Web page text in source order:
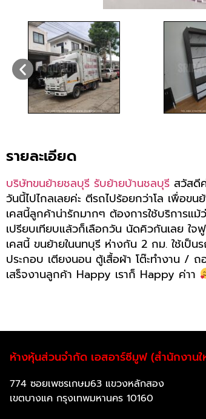
รายละเอียด
บริษัทขนย้ายชลบุรี รับย้ายบ้านชลบุรี สวัสดี
วันนี้ไปไกลเลยค่ะ ตีรถไปร้อยกว่าโล เพื่อขน
เคสนี้ลูกค้าน่ารักมากๆ ต้องการใช้บริการแ
เปรียบเทียบแล้วก็เลือกวัน นัดคิวกันเลย ใจ
เคสนี้ ขนย้ายในนทบุรี ห่างกัน 2 กม. ใช้เป็
ประกอบ เตียงนอน ตู้เสื้อผ้า โต๊ะทำงาน /
เสร็จงานลูกค้า Happy เราก็ Happy ค่าา
ห้างหุ้นส่วนจำกัด เอสอาร์ซีมูฟ (สำนักงาน
774 ซอยเพชรเกษม63 แขวงหลักสอง
เขตบางแค กรุงเทพมหานคร 10160